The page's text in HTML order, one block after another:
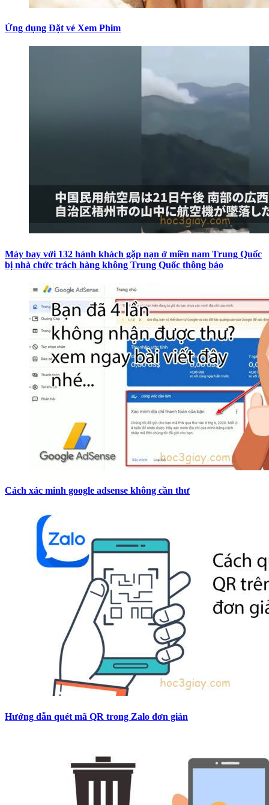
Ứng dụng Đặt vé Xem Phim
Máy bay với 132 hành khách gặp nạn ở miền nam Trung Quốc
bị nhà chức trách hàng không Trung Quốc thông báo
Cách xác minh google adsense không cần thư
Hướng dẫn quét mã QR trong Zalo đơn giản